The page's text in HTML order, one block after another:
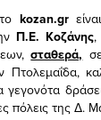
kozan.gr
Π.Ε. Κοζάνης
σταθερά,
Πτολεμαΐδα,
γεγονότα
πόλεις της Δ.